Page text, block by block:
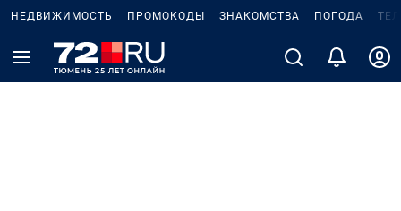
НЕДВИЖИМОСТЬ ПРОМОКОДЫ ЗНАКОМСТВА ПОГОДА